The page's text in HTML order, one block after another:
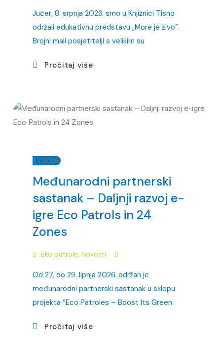
Jučer, 8. srpnja 2026. smo u Knjižnici Tisno
održali edukativnu predstavu „More je živo“.
Brojni mali posjetitelji s velikim su
Pročitaj više
1.7.2026.
Međunarodni partnerski
sastanak – Daljnji razvoj e-
igre Eco Patrols in 24
Zones
Eko patrole,Novosti
Od 27. do 29. lipnja 2026. održan je
međunarodni partnerski sastanak u sklopu
projekta “Eco Patroles – Boost Its Green
Pročitaj više